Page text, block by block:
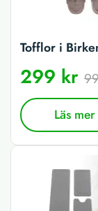
Tofflor i
299 kr
Läs mer